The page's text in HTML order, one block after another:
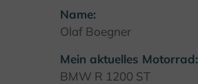
Name:
Olaf Boegner
Mein aktuelles Motorrad:
BMW R 1200 ST